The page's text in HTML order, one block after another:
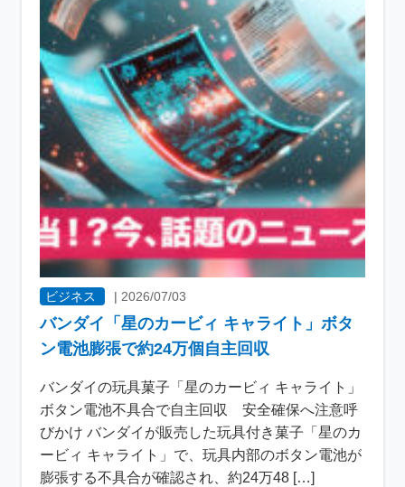
ビジネス |2026/07/03
バンダイ「星のカービィ キャライト」ボタ
ン電池膨張で約24万個自主回収
バンダイの玩具菓子「星のカービィ キャライト」
ボタン電池不具合で自主回収 安全確保へ注意呼
びかけ バンダイが販売した玩具付き菓子「星のカ
ービィ キャライト」で、玩具内部のボタン電池が
膨張する不具合が確認され、約24万48 […]